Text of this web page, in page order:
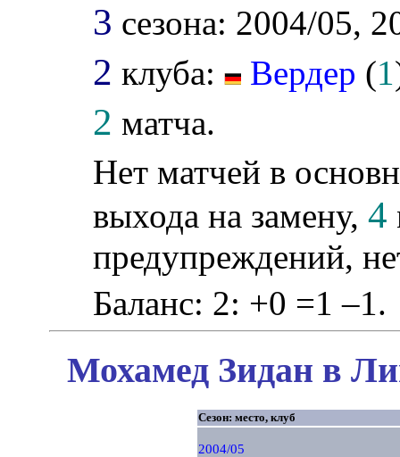
3 сезона: 2004/05,
2 клуба: Вердер (1
2 матча.
Нет матчей в
выхода на замену,4
предупреждений,
Баланс: 2: +0 =1 –1.
Мохамед Зидан в
Сезон: место, клуб
2004/05